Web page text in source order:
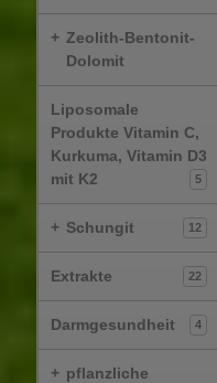
+ Zeolith-Bentonit-
Dolomit
Liposomale
Produkte Vitamin C,
Kurkuma, Vitamin D3
mit K2
5
+ Schungit 12
Extrakte 22
Darmgesundheit 4
+ pflanzliche